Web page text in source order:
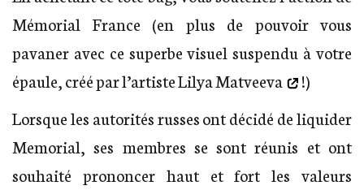
Mémorial France (en plus de pouvoir vous
pavaner avec ce superbe visuel suspendu à votre
épaule, créé par l’artisteLilya Matveeva
!)
Lorsque les autorités russes ont décidé de liquider
Memorial, ses membres se sont réunis et ont
souhaité prononcer haut et fort les valeurs